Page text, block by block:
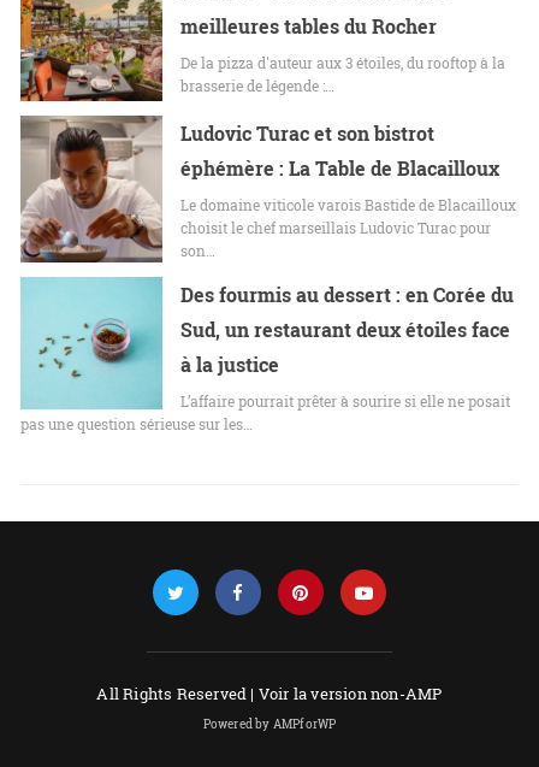
meilleures tables du Rocher
De la pizza d'auteur aux 3 étoiles, du rooftop à la
brasserie de légende :…
Ludovic Turac et son bistrot
éphémère : La Table de Blacailloux
Le domaine viticole varois Bastide de Blacailloux
choisit le chef marseillais Ludovic Turac pour
son…
Des fourmis au dessert : en Corée du
Sud, un restaurant deux étoiles face
à la justice
L’affaire pourrait prêter à sourire si elle ne posait
pas une question sérieuse sur les…
All Rights Reserved | Voir la version non-AMP
Powered by AMPforWP